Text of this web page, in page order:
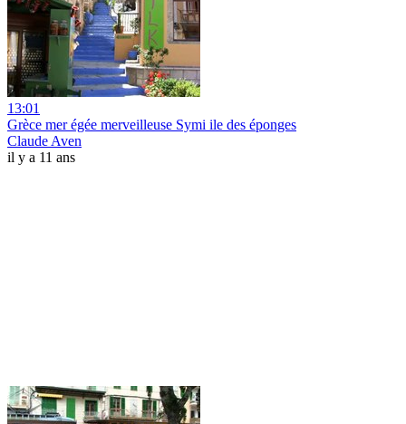
13:01
Grèce mer égée merveilleuse Symi ile des éponges
Claude Aven
il y a 11 ans